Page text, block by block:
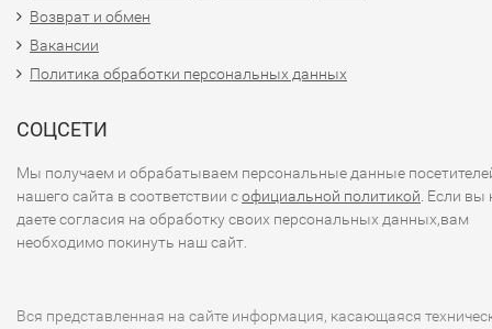
Возврат и обмен
Вакансии
Политика обработки персональных данных
СОЦСЕТИ
Мы получаем и обрабатываем персональные данные
нашего сайта в соответствии софициальной политикой . Если вы
даете согласия на обработку своих персональных данных,вам
необходимо покинуть наш сайт.
Вся представленная на сайте информация, касающаяся